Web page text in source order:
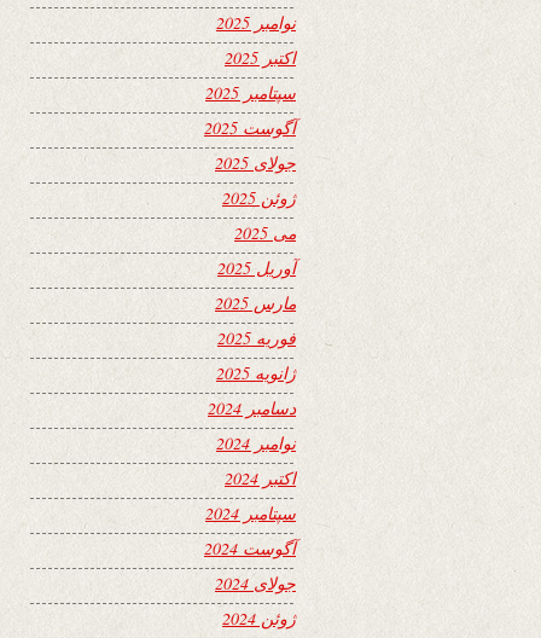
نوامبر 2025
اکتبر 2025
سپتامبر 2025
آگوست 2025
جولای 2025
ژوئن 2025
می 2025
آوریل 2025
مارس 2025
فوریه 2025
ژانویه 2025
دسامبر 2024
نوامبر 2024
اکتبر 2024
سپتامبر 2024
آگوست 2024
جولای 2024
ژوئن 2024